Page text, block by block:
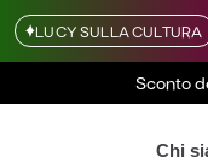
LUCY SULLA CULTURA
Sconto
Chi